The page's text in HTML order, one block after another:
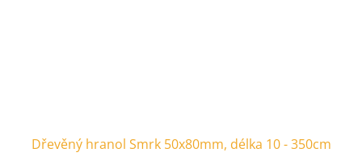
Dřevěný hranol Smrk 50x80mm, délka 10 - 350cm